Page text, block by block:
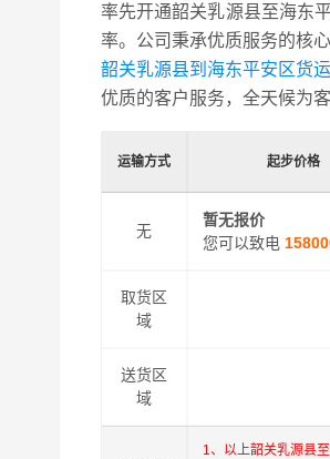
率先开通韶关乳源县至海东
率。公司秉承优质服务的核
韶关乳源县到海东平安区货
优质的客户服务，全天候为
运输方式 起步价格
无
暂无报价
您可以致电
取货区
域
送货区
域
1、以上韶关乳源县